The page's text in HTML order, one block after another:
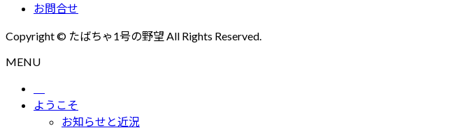
お問合せ
Copyright © たばちゃ1号の野望 All Rights Reserved.
MENU
ようこそ
お知らせと近況